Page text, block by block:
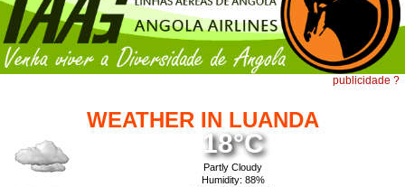
publicidade ?
WEATHER IN LUANDA
18°C
Partly Cloudy
Humidity: 88%